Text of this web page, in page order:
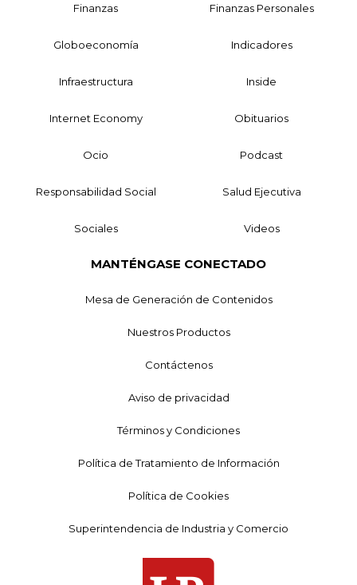
Finanzas Finanzas Personales
Globoeconomía Indicadores
Infraestructura Inside
Internet Economy Obituarios
Ocio Podcast
Responsabilidad Social Salud Ejecutiva
Sociales Videos
MANTÉNGASE CONECTADO
Mesa de Generación de Contenidos
Nuestros Productos
Contáctenos
Aviso de privacidad
Términos y Condiciones
Política de Tratamiento de Información
Política de Cookies
Superintendencia de Industria y Comercio